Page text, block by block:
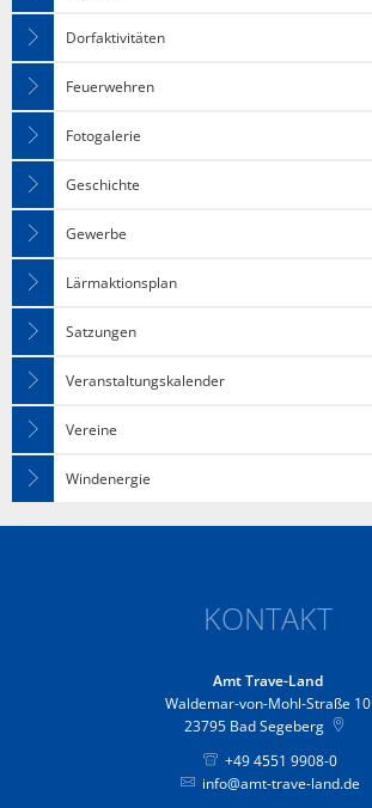
Dorfaktivitäten
Feuerwehren
Fotogalerie
Geschichte
Gewerbe
Lärmaktionsplan
Satzungen
Veranstaltungskalender
Vereine
Windenergie
KONTAKT
Amt Trave-Land
Waldemar-von-Mohl-Straße 10
23795 Bad Segeberg
+49 4551 9908-0
info@amt-trave-land.de